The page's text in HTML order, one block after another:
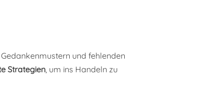
und fehlenden
Strategien, um ins Handeln zu